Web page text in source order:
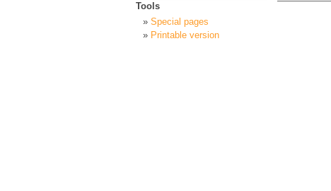
Tools
Special pages
Printable version